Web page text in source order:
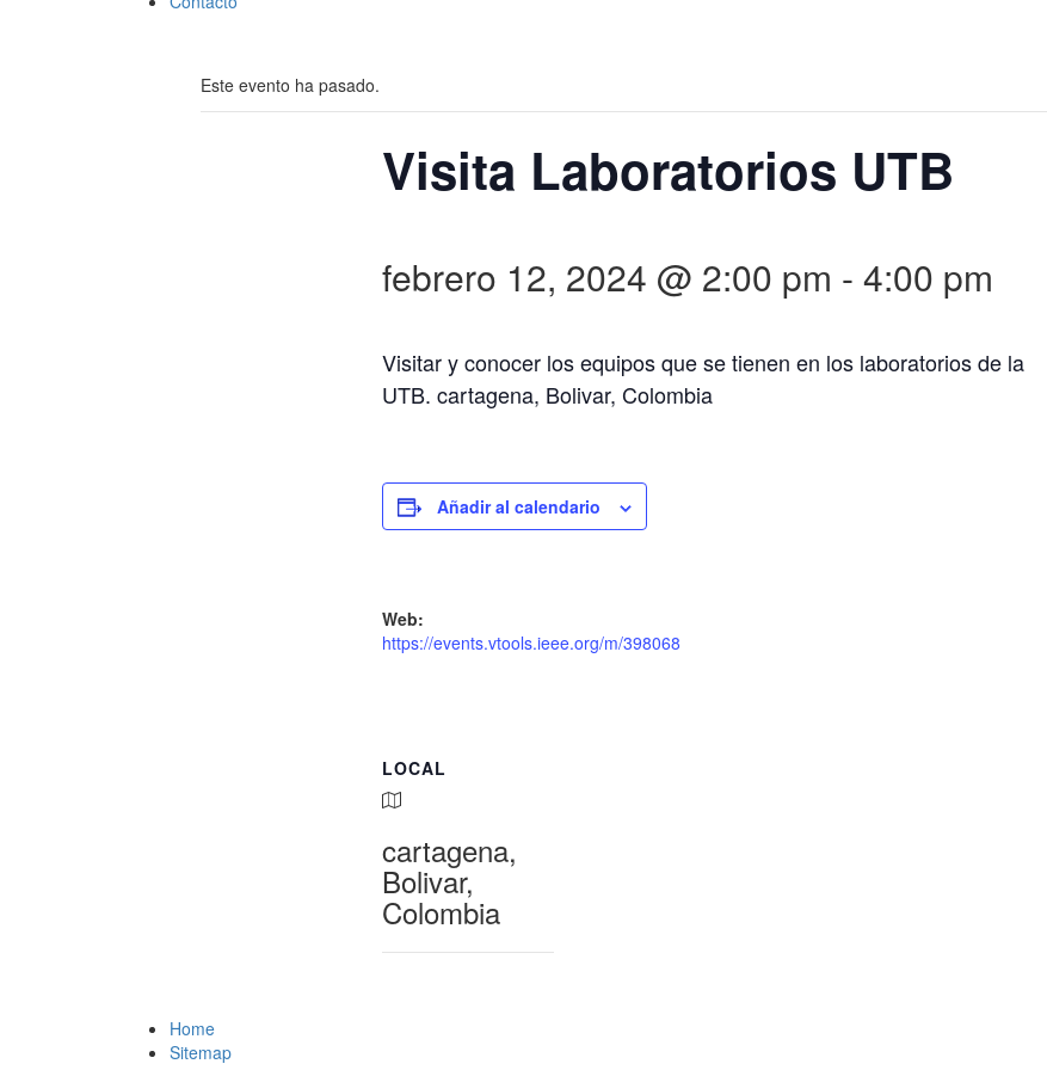
Este evento ha pasado.
Visita Laboratorios UTB
febrero 12, 2024 @ 2:00 pm - 4:00 pm
Visitar y conocer los equipos que se tienen en los laboratorios de la
UTB. cartagena, Bolivar, Colombia
Añadir al calendario
Web:
https://events.vtools.ieee.org/m/398068
LOCAL
cartagena,
Bolivar,
Colombia
Home
Sitemap